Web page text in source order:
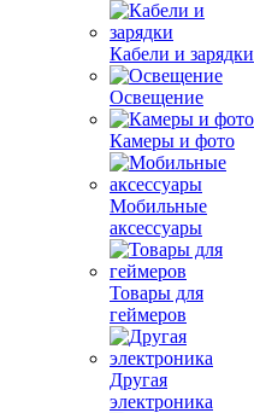
Кабели и зарядки
Освещение
Камеры и фото
Мобильные
аксессуары
Товары для
геймеров
Другая
электроника